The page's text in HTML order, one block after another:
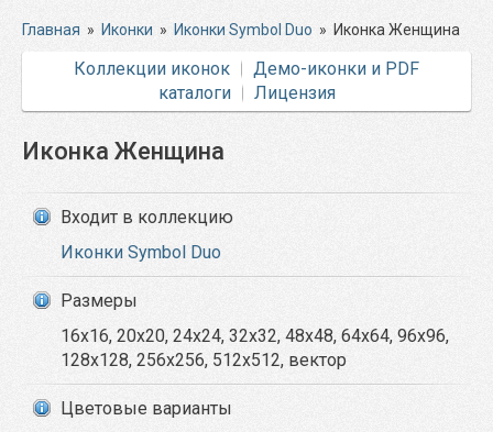
Главная » Иконки » Иконки Symbol Duo » Иконка Женщина
Коллекции иконок
Демо-иконки и PDF
каталоги
Лицензия
Иконка Женщина
Входит в коллекцию
Иконки Symbol Duo
Размеры
16x16, 20x20, 24x24, 32x32, 48x48, 64x64, 96x96,
128x128, 256x256, 512x512, вектор
Цветовые варианты